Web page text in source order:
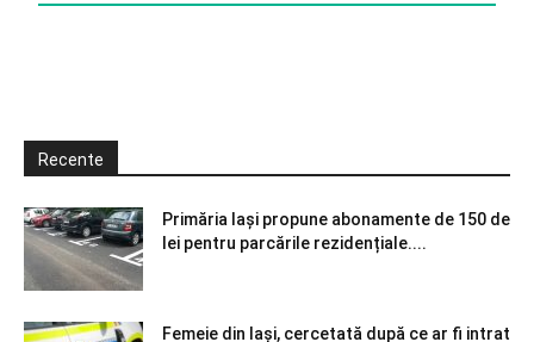
Recente
Primăria Iași propune abonamente de 150 de
lei pentru parcările rezidențiale....
Femeie din Iași, cercetată după ce ar fi intrat